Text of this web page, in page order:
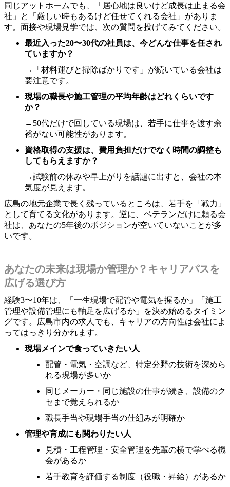
同じアットホームでも、「居心地は良いけど成長は止まる会
社」と「厳しい時もあるけど任せてくれる会社」がありま
す。面接や現場見学では、次の質問を投げてみてください。
最近入った20〜30代の社員は、今どんな仕事を任され
ていますか？
→「材料運びと掃除ばかりです」が続いている会社は
要注意です。
現場の職長や施工管理の平均年齢はどれくらいです
か？
→50代だけで回している現場は、若手に仕事を渡す余
裕がない可能性があります。
資格取得の支援は、費用負担だけでなく時間の調整も
してもらえますか？
→試験前の休みや早上がりを話題に出すと、会社の本
気度が見えます。
広島の地元企業で長く残っているところは、若手を「戦力」
として育てる文化があります。逆に、ベテランだけに頼る会
社は、あなたの5年後のポジションが空いていないことが多
いです。
あなたの未来は現場か管理か？キャリアパスを
広げる選び方
経験3〜10年は、「一生現場で配管や電気を握るか」「施工
管理や設備管理にも軸足を広げるか」を決め始めるタイミン
グです。広島市内の求人でも、キャリアの方向性は会社によ
ってはっきり分かれます。
現場メインで食っていきたい人
配管・電気・空調など、特定分野の技術を深めら
れる現場が多いか
同じメーカー・同じ施設の仕事が続き、設備のク
セまで覚えられるか
職長手当や現場手当の仕組みが明確か
管理や育成にも関わりたい人
見積・工程管理・安全管理を先輩の横で学べる機
会があるか
若手教育を評価する制度（役職・昇給）があるか